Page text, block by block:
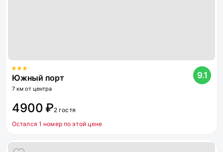
Южный порт
7 км от центра
9.1
4900 ₽2 гостя
Остался 1 номер по этой цене